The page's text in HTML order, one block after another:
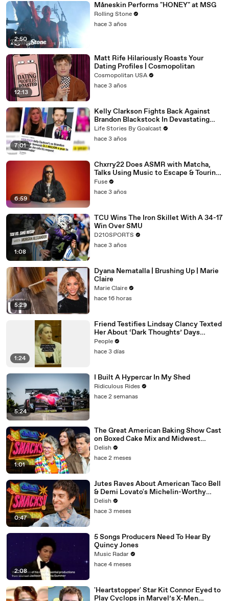
2:50
Måneskin Performs "HONEY" at MSG
Rolling Stone
hace 3 años
12:13
Matt Rife Hilariously Roasts Your
Dating Profiles | Cosmopolitan
Cosmopolitan USA
hace 3 años
7:01
Kelly Clarkson Fights Back Against
Brandon Blackstock In Devastating
Divorce Battle
Life Stories By Goalcast
hace 3 años
6:59
Chxrry22 Does ASMR with Matcha,
Talks Using Music to Escape & Touring
with The Weeknd
Fuse
hace 3 años
1:08
TCU Wins The Iron Skillet With A 34-17
Win Over SMU
D210SPORTS
hace 3 años
5:29
Dyana Nematalla | Brushing Up | Marie
Claire
Marie Claire
hace 16 horas
1:24
Friend Testifies Lindsay Clancy Texted
Her About ‘Dark Thoughts’ Days
Before Killings
People
hace 3 días
5:24
I Built A Hypercar In My Shed
Ridiculous Rides
hace 2 semanas
1:01
The Great American Baking Show Cast
on Boxed Cake Mix and Midwest
Classics
Delish
hace 2 meses
0:47
Jutes Raves About American Taco Bell
& Demi Lovato's Michelin-Worthy
Avocado Toast
Delish
hace 3 meses
2:08
5 Songs Producers Need To Hear By
Quincy Jones
Music Radar
hace 4 meses
'Heartstopper' Star Kit Connor Eyed to
Play Cyclops in Marvel’s X-Men